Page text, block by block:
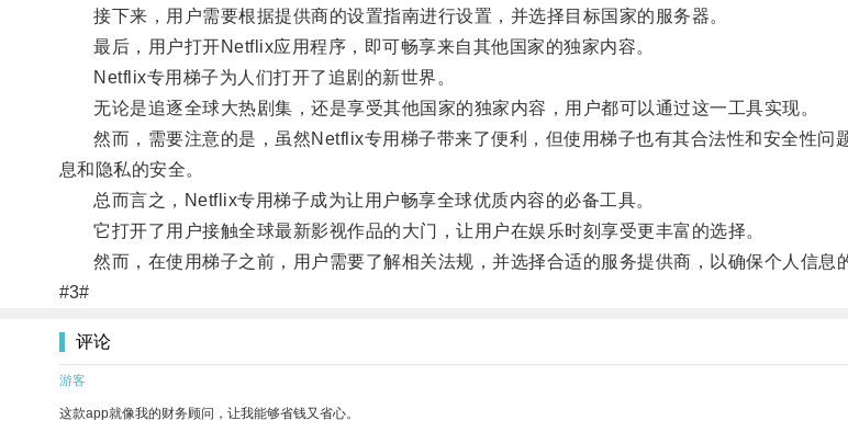
接下来，用户需要根据提供商的设置指南进行设置，并选择目标国家的服务器。
最后，用户打开Netflix应用程序，即可畅享来自其他国家的独家内容。
Netflix专用梯子为人们打开了追剧的新世界。
无论是追逐全球大热剧集，还是享受其他国家的独家内容，用户都可以通过这一工具实现。
然而，需要注意的是，虽然Netflix专用梯子带来了便利，但使用梯子也有其合法性和安全性问
息和隐私的安全。
总而言之，Netflix专用梯子成为让用户畅享全球优质内容的必备工具。
它打开了用户接触全球最新影视作品的大门，让用户在娱乐时刻享受更丰富的选择。
然而，在使用梯子之前，用户需要了解相关法规，并选择合适的服务提供商，以确保个人信息
#3#
评论
游客
这款app就像我的财务顾问，让我能够省钱又省心。